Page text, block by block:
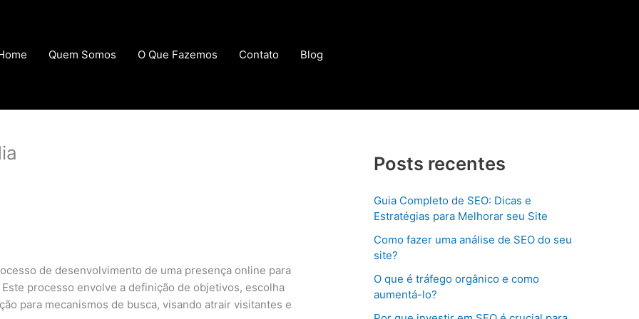
Quem Somos O Que Fazemos Contato Blog
de desenvolvimento de uma presença online para
processo envolve a definição de objetivos, escolha
para mecanismos de busca, visando atrair visitantes e
Posts recentes
Guia Completo de SEO: Dicas e
Estratégias para Melhorar seu Site
Como fazer uma análise de SEO do seu
site?
O que é tráfego orgânico e como
aumentá-lo?